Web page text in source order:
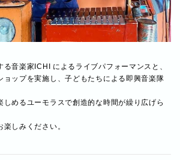
る音楽家ICHI によるライブパフォーマンスと、
ョップを実施し、子どもたちによる即興音楽隊
しめるユーモラスで創造的な時間が繰り広げら
しみください。